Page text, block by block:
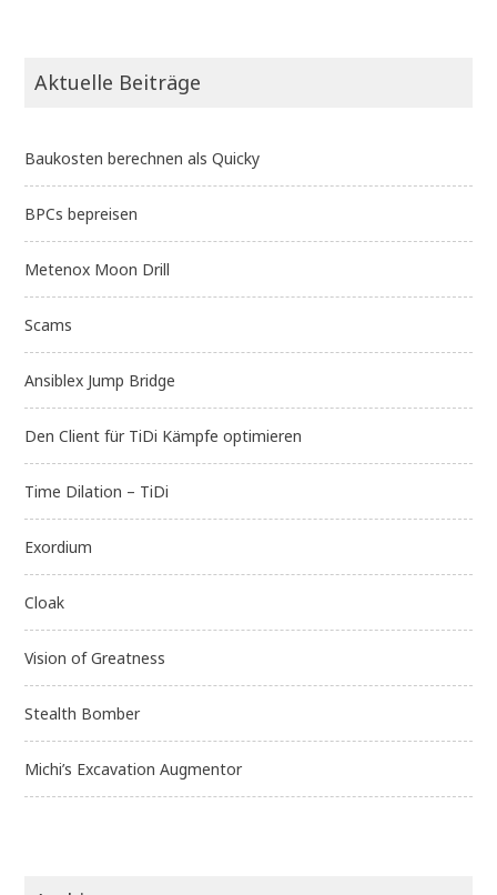
Aktuelle Beiträge
Baukosten berechnen als Quicky
BPCs bepreisen
Metenox Moon Drill
Scams
Ansiblex Jump Bridge
Den Client für TiDi Kämpfe optimieren
Time Dilation – TiDi
Exordium
Cloak
Vision of Greatness
Stealth Bomber
Michi’s Excavation Augmentor